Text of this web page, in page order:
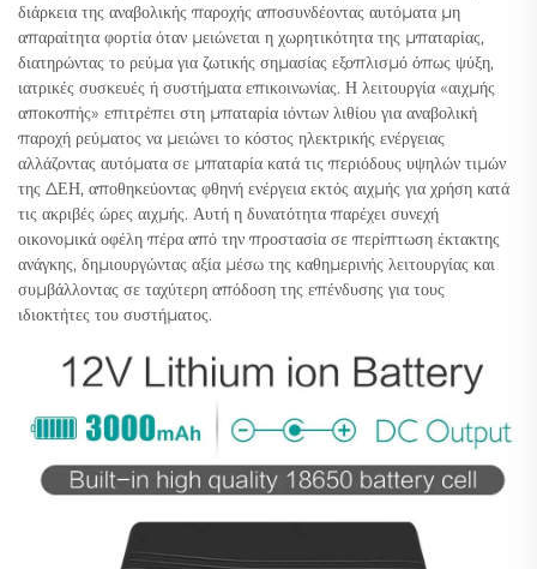
διάρκεια της αναβολικής παροχής αποσυνδέοντας αυτόματα μη
απαραίτητα φορτία όταν μειώνεται η χωρητικότητα της μπαταρίας,
διατηρώντας το ρεύμα για ζωτικής σημασίας εξοπλισμό όπως ψύξη,
ιατρικές συσκευές ή συστήματα επικοινωνίας. Η λειτουργία «αιχμής
αποκοπής» επιτρέπει στη μπαταρία ιόντων λιθίου για αναβολική
παροχή ρεύματος να μειώνει το κόστος ηλεκτρικής ενέργειας
αλλάζοντας αυτόματα σε μπαταρία κατά τις περιόδους υψηλών τιμών
της ΔΕΗ, αποθηκεύοντας φθηνή ενέργεια εκτός αιχμής για χρήση κατά
τις ακριβές ώρες αιχμής. Αυτή η δυνατότητα παρέχει συνεχή
οικονομικά οφέλη πέρα από την προστασία σε περίπτωση έκτακτης
ανάγκης, δημιουργώντας αξία μέσω της καθημερινής λειτουργίας και
συμβάλλοντας σε ταχύτερη απόδοση της επένδυσης για τους
ιδιοκτήτες του συστήματος.